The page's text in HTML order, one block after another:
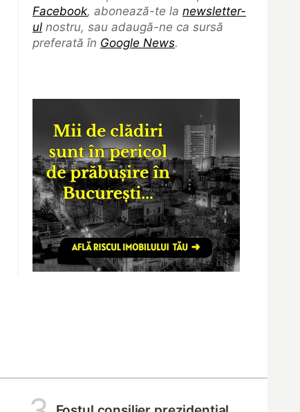
Facebook, abonează-te la newsletter-
ul nostru, sau adaugă-ne ca sursă
preferată în Google News.